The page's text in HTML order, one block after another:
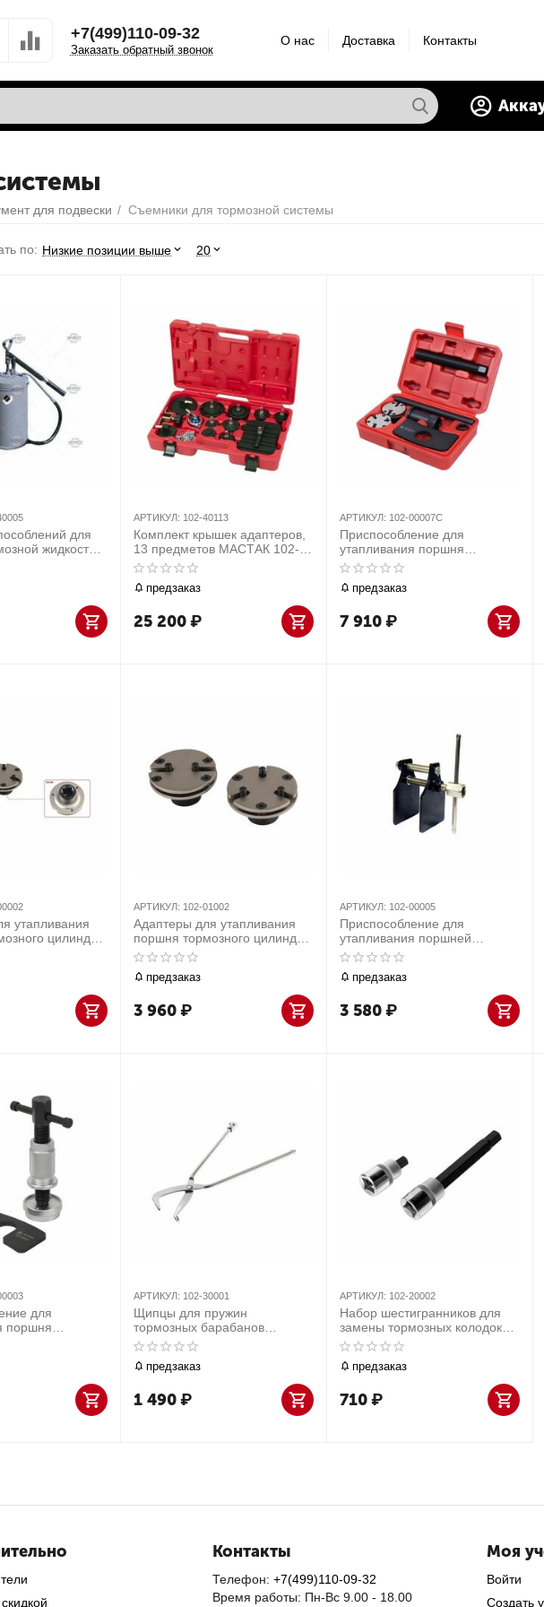
+7(499)110-09-32
Заказать обратный звонок
О нас Доставка Контакты
для подвески / Съемники для тормозной системы
по: Низкие позиции выше 20
для
жидкости,
крышек
предметов
АРТИКУЛ: 102-40113
Комплект крышек адаптеров,
13 предметов МАСТАК 102-
40113
предзаказ
25 200₽
АРТИКУЛ: 102-00007C
Приспособление для
утапливания поршня
тормозного цилиндра, кейс, 7
предметов МАСТАК 102-
00007C
предзаказ
7 910₽
утапливания
цилиндра
00003 МАСТАК
АРТИКУЛ: 102-01002
Адаптеры для утапливания
поршня тормозного цилиндра
к набору 102-00007C МАСТАК
102-01002
предзаказ
3 960₽
АРТИКУЛ: 102-00005
Приспособление для
утапливания поршней
тормозного цилиндра
МАСТАК 102-00005
предзаказ
3 580₽
для
поршня
VAG, 3
102-00003
АРТИКУЛ: 102-30001
Щипцы для пружин
тормозных барабанов
МАСТАК 102-30001
предзаказ
1 490₽
АРТИКУЛ: 102-20002
Набор шестигранников для
замены тормозных колодок
MB, 2 предмета МАСТАК 102-
20002
предзаказ
710₽
Контакты
Телефон: +7(499)110-09-32
Время работы: Пн-Вс 9.00 - 18.00
Моя
Войти
Создать